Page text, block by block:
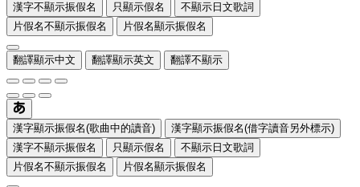
漢字不顯示振假名
只顯示假名
不顯示日文歌詞
片假名不顯示振假名
片假名顯示振假名
翻譯顯示中文 翻譯顯示英文 翻譯不顯示
漢字顯示振假名(歌曲中的讀音)
漢字顯示振假名(借字讀音另外標示)
漢字不顯示振假名
只顯示假名
不顯示日文歌詞
片假名不顯示振假名
片假名顯示振假名